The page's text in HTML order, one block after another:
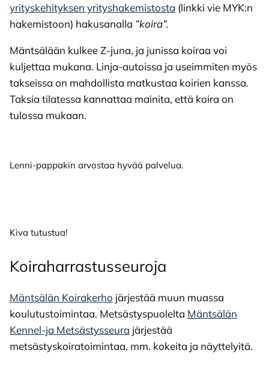
yrityskehityksen yrityshakemistosta (linkki vie MYK:n
hakemistoon) hakusanalla ”koira”.
Mäntsälään kulkee Z-juna, ja junissa koiraa voi
kuljettaa mukana. Linja-autoissa ja useimmiten myös
takseissa on mahdollista matkustaa koirien kanssa.
Taksia tilatessa kannattaa mainita, että koira on
tulossa mukaan.
Lenni-pappakin arvostaa hyvää palvelua.
Kiva tutustua!
Koi­ra­har­ras­tus­seu­ro­ja
Mäntsälän Koirakerho järjestää muun muassa
koulutustoimintaa. Metsästyspuolelta Mäntsälän
Kennel-ja Metsästysseura järjestää
metsästyskoiratoimintaa, mm. kokeita ja näyttelyitä.